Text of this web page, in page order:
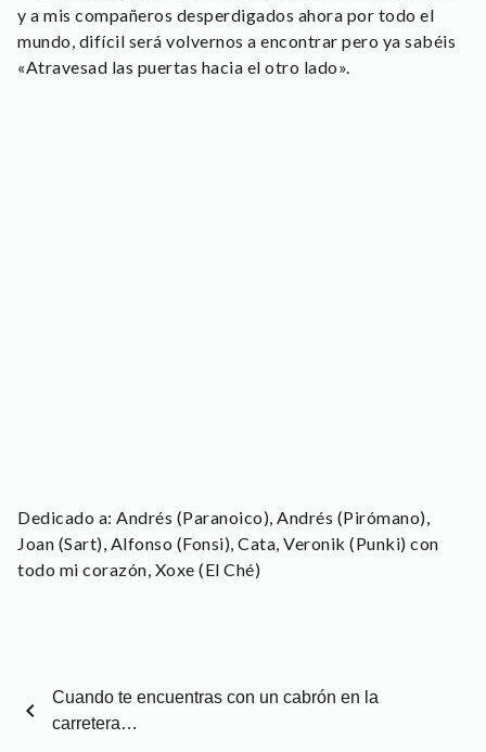
y a mis compañeros desperdigados ahora por todo el
mundo, difícil será volvernos a encontrar pero ya sabéis
«Atravesad las puertas hacia el otro lado».
Dedicado a: Andrés (Paranoico), Andrés (Pirómano),
Joan (Sart), Alfonso (Fonsi), Cata, Veronik (Punki) con
todo mi corazón, Xoxe (El Ché)
chevron_left
Cuando te encuentras con un cabrón en la
carretera…